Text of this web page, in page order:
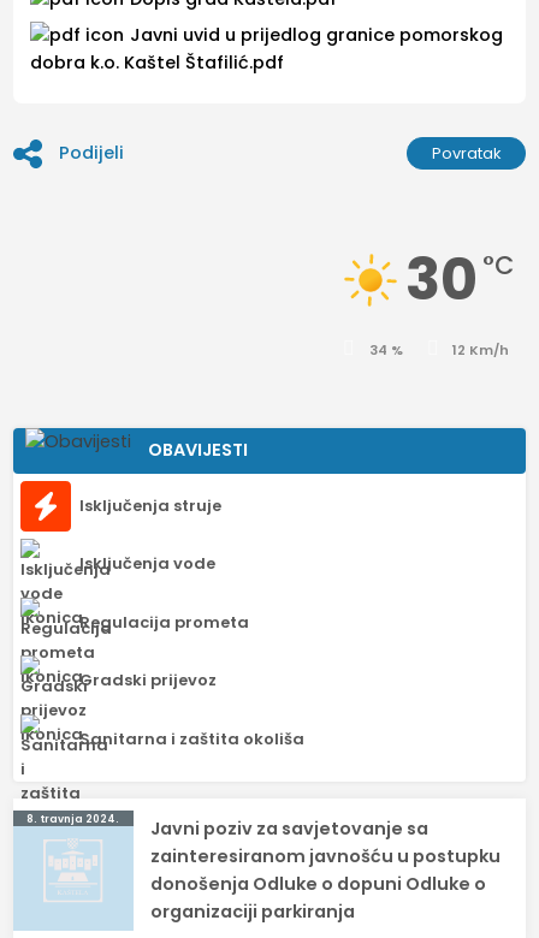
Javni uvid u prijedlog granice pomorskog
dobra k.o. Kaštel Štafilić.pdf
Podijeli Povratak
30 °C
34 % 12 Km/h
OBAVIJESTI
Isključenja struje
Isključenja vode
Regulacija prometa
Gradski prijevoz
Sanitarna i zaštita okoliša
Navigacija
objava
8. travnja 2024.
Javni poziv za savjetovanje sa
zainteresiranom javnošću u postupku
donošenja Odluke o dopuni Odluke o
organizaciji parkiranja